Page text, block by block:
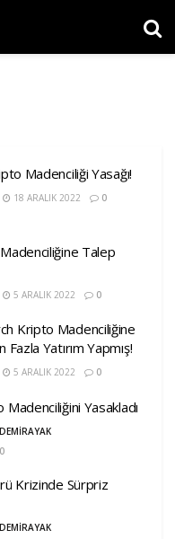
Madenciliği Yasağı!
18 ARALIK 2022 0
Talep
5 ARALIK 2022 0
Kripto Madenciliğine
Yatırım Yapmış!
5 ARALIK 2022 0
Yasakladı
0
Krizinde Sürpriz